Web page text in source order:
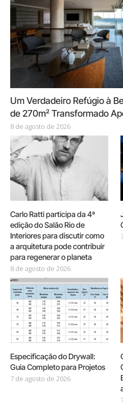
Um Verdadeiro Refúgio à
de 270m² Transformado
8 de agosto de 2026
Carlo Ratti participa da 4ª
edição do Salão Rio de
Interiores para discutir como
a arquitetura pode contribuir
para regenerar o planeta
8 de agosto de 2026
Especificação do Drywall:
Guia Completo para Projetos
7 de agosto de 2026